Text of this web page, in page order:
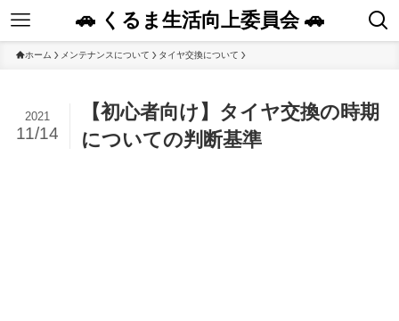
🚗 くるま生活向上委員会 🚗
ホーム メンテナンスについて タイヤ交換について
【初心者向け】タイヤ交換の時期
についての判断基準
2021
11/14